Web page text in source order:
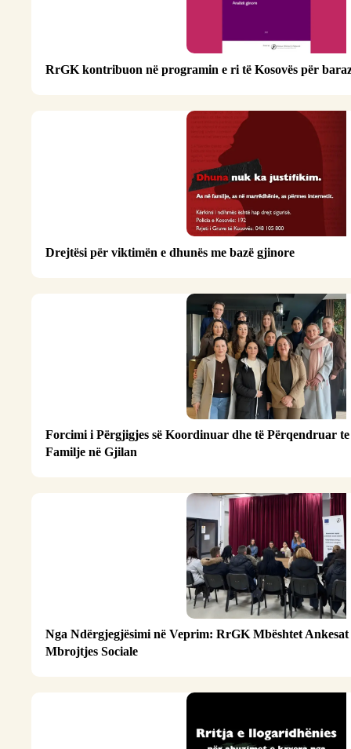
RrGK kontribuon në programin e ri të Kosovës për
Drejtësi për viktimën e dhunës me bazë gjinore
Forcimi i Përgjigjes së Koordinuar dhe të Përqendruar
Familje në Gjilan
Nga Ndërgjegjësimi në Veprim: RrGK Mbështet
Mbrojtjes Sociale